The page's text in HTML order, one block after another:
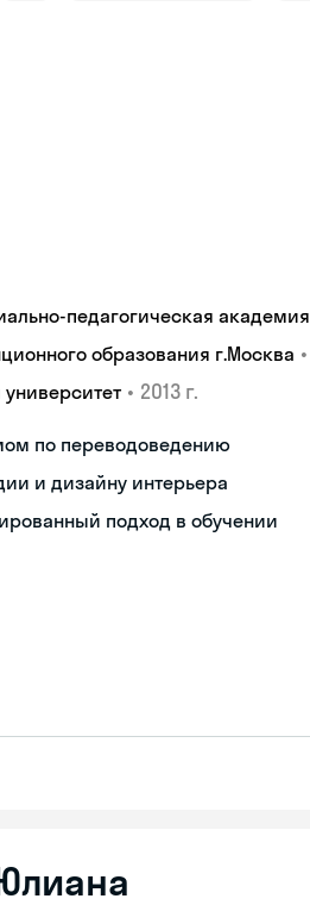
педагогическая академия
образования г.Москва •
• 2013 г.
по переводоведению
и дизайну интерьера
подход в обучении